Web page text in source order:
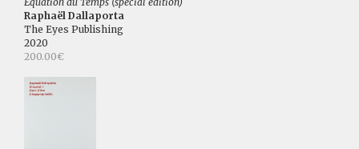
Raphaël Dallaporta
The Eyes Publishing
2020
200.00€